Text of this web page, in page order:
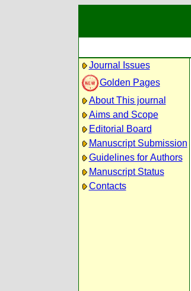
Journal Issues
Golden Pages
About This journal
Aims and Scope
Editorial Board
Manuscript Submission
Guidelines for Authors
Manuscript Status
Contacts